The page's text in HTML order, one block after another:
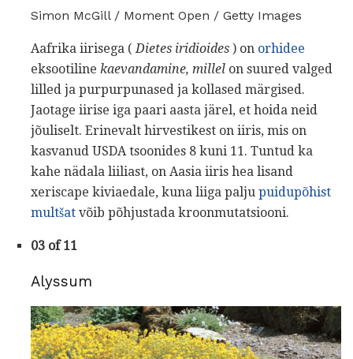
Simon McGill / Moment Open / Getty Images
Aafrika iirisega (Dietes iridioides ) on orhidee
eksootiline kaevandamine, millel on suured valged
lilled ja purpurpunased ja kollased märgised.
Jaotage iirise iga paari aasta järel, et hoida neid
jõuliselt. Erinevalt hirvestikest on iiris, mis on
kasvanud USDA tsoonides 8 kuni 11. Tuntud ka
kahe nädala liiliast, on Aasia iiris hea lisand
xeriscape kiviaedale, kuna liiga palju puidupõhist
multšat võib põhjustada kroonmutatsiooni.
03 of 11
Alyssum